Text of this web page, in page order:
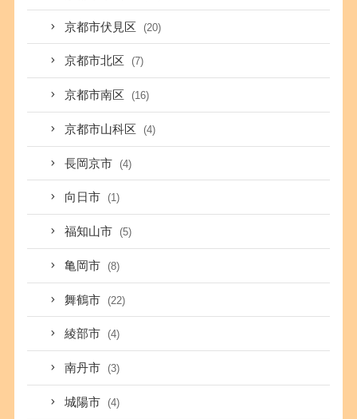
京都市伏見区 (20)
京都市北区 (7)
京都市南区 (16)
京都市山科区 (4)
長岡京市 (4)
向日市 (1)
福知山市 (5)
亀岡市 (8)
舞鶴市 (22)
綾部市 (4)
南丹市 (3)
城陽市 (4)